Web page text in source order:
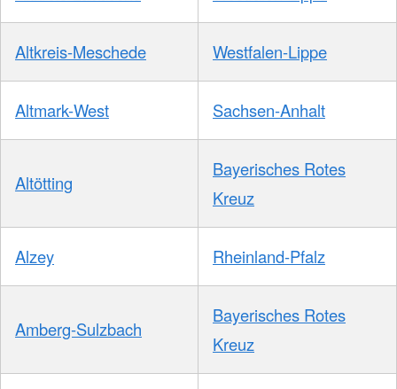
Altkreis-Meschede Westfalen-Lippe
Altmark-West Sachsen-Anhalt
Altötting
Bayerisches Rotes
Kreuz
Alzey Rheinland-Pfalz
Amberg-Sulzbach
Bayerisches Rotes
Kreuz